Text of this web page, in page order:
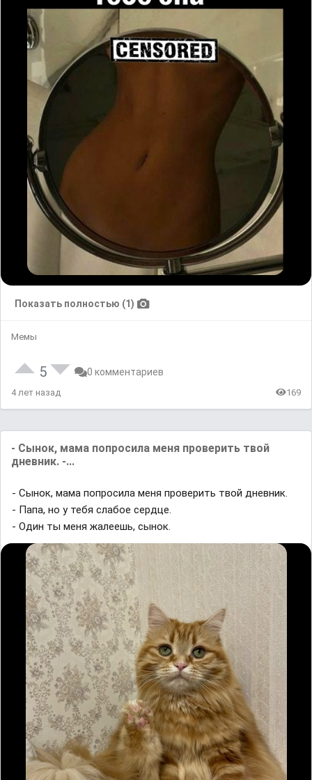
Показать полностью (1)
Мемы
5 0 комментариев
4 лет назад 169
- Сынок, мама попросила меня проверить твой
дневник. -...
- Сынок, мама попросила меня проверить твой дневник.
- Папа, но у тебя слабое сердце.
- Один ты меня жалеешь, сынок.